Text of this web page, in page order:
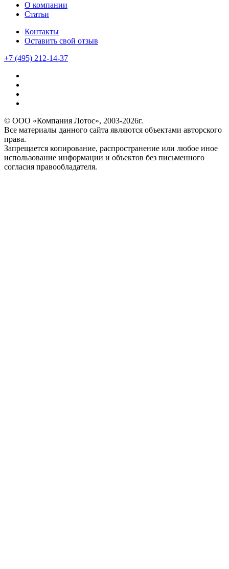
О компании
Статьи
Контакты
Оставить свой отзыв
+7 (495) 212-14-37
© ООО «Компания Лотос», 2003-2026г.
Все материалы данного сайта являются объектами авторского
права.
Запрещается копирование, распространение или любое иное
использование информации и объектов без письменного
согласия правообладателя.